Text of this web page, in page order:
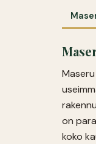
on
koko